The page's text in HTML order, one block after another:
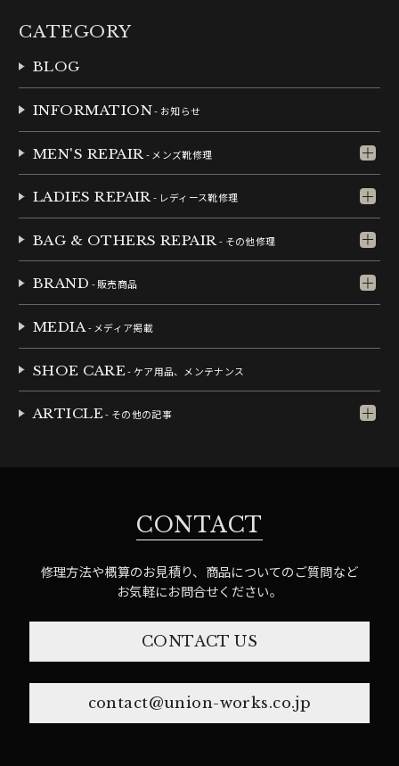
CATEGORY
BLOG
INFORMATION- お知らせ
MEN'S REPAIR - メンズ靴修理
LADIES REPAIR- レディース靴修理
BAG & OTHERS REPAIR - その他修理
BRAND - 販売商品
MEDIA- メディア掲載
SHOE CARE- ケア用品、メンテナンス
ARTICLE- その他の記事
CONTACT
修理方法や概算のお見積り、商品についてのご質問など
お気軽にお問合せください。
CONTACT US
contact@union-works.co.jp